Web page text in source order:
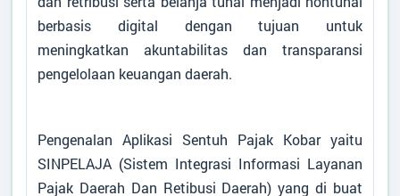
berbasis digital dengan tujuan untuk
meningkatkan akuntabilitas dan transparansi
pengelolaan keuangan daerah.
Pengenalan Aplikasi Sentuh Pajak Kobar yaitu
SINPELAJA (Sistem Integrasi Informasi Layanan
Pajak Daerah Dan Retibusi Daerah) yang di buat